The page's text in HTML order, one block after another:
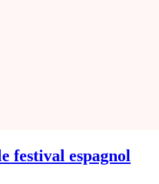
festival espagnol